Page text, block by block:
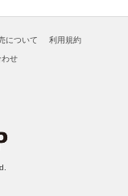
について 利用規約
わせ